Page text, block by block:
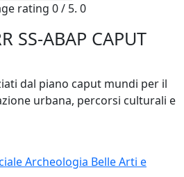
rating 0/ 5. 0
SS-ABAP CAPUT
dal piano caput mundi per il
urbana, percorsi culturali e